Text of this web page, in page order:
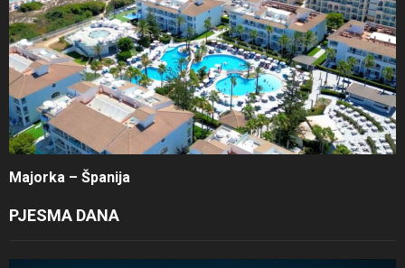
Majorka – Španija
PJESMA DANA